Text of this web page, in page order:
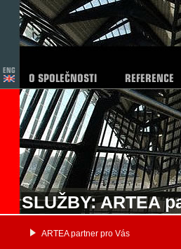
SLUŽBY: ARTEA
ARTEA partner pro Vás